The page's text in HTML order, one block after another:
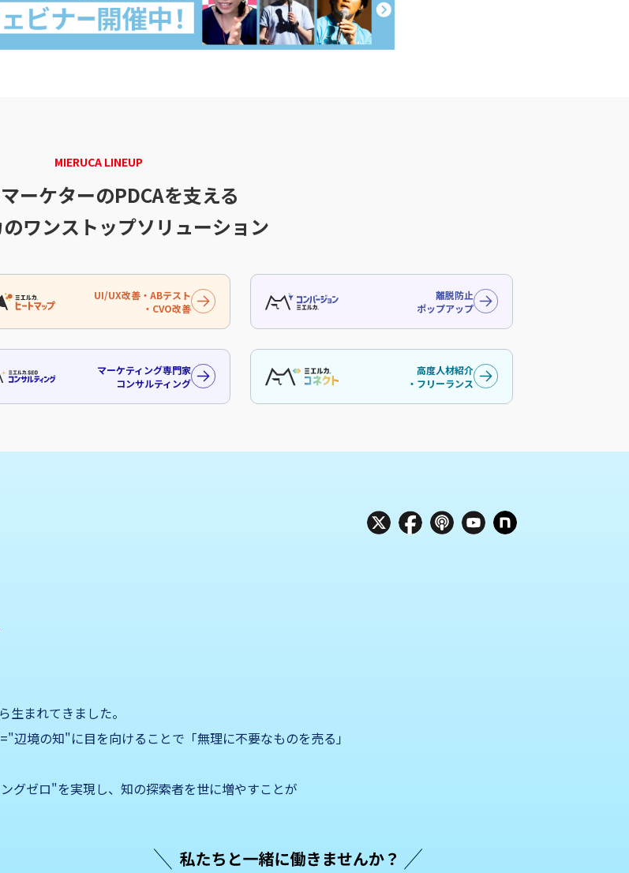
MIERUCA LINEUP
ーケターのPDCAを支える
ワンストップソリューション
UI/UX改善・ABテスト
・CVO改善
離脱防止
ポップアップ
マーケティング専門家
コンサルティング
高度人材紹介
・フリーランス
生まれてきました。
境の知"に目を向けることで「無理に不要なものを売る」
グゼロ"を実現し、知の探索者を世に増やすことが